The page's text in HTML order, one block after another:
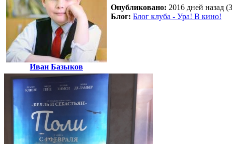
Иван Базыков
Опубликовано: 2016 дней назад
Блог: Блог клуба - Ура! В кино!